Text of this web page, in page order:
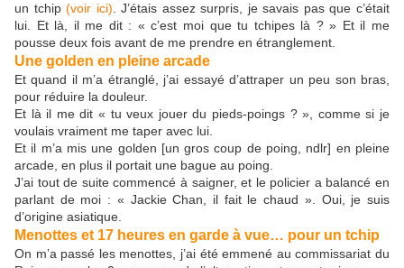
un tchip(voir ici) . J’étais assez surpris, je savais pas que c’était
lui. Et là, il me dit : « c’est moi que tu tchipes là ? » Et il me
pousse deux fois avant de me prendre en étranglement.
Une golden en pleine arcade
Et quand il m’a étranglé, j’ai essayé d’attraper un peu son bras,
pour réduire la douleur.
Et là il me dit « tu veux jouer du pieds-poings ? », comme si je
voulais vraiment me taper avec lui.
Et il m’a mis une golden [un gros coup de poing, ndlr] en pleine
arcade, en plus il portait une bague au poing.
J’ai tout de suite commencé à saigner, et le policier a balancé en
parlant de moi : « Jackie Chan, il fait le chaud ». Oui, je suis
d’origine asiatique.
Menottes et 17 heures en garde à vue… pour un tchip
On m’a passé les menottes, j’ai été emmené au commissariat du